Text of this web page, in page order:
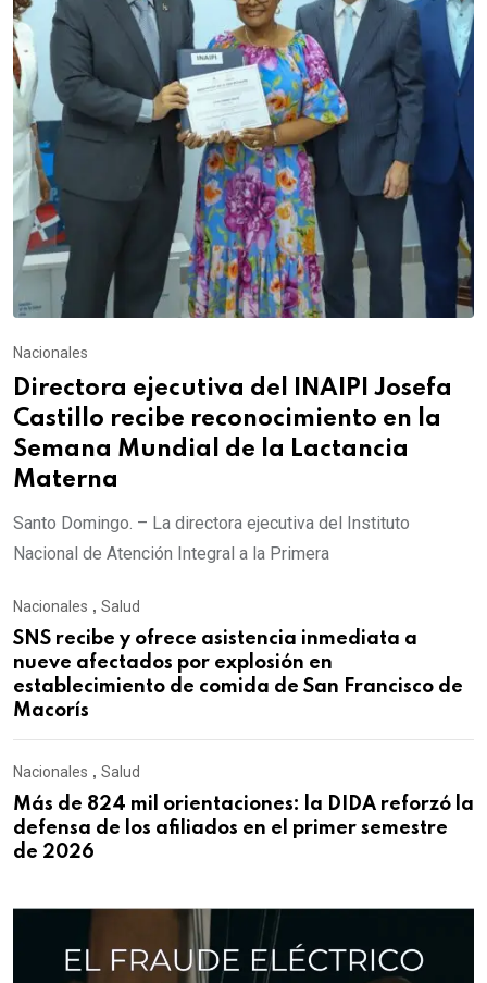
Nacionales
Directora ejecutiva del INAIPI Josefa
Castillo recibe reconocimiento en la
Semana Mundial de la Lactancia
Materna
Santo Domingo. – La directora ejecutiva del Instituto
Nacional de Atención Integral a la Primera
Nacionales , Salud
SNS recibe y ofrece asistencia inmediata a
nueve afectados por explosión en
establecimiento de comida de San Francisco de
Macorís
Nacionales , Salud
Más de 824 mil orientaciones: la DIDA reforzó la
defensa de los afiliados en el primer semestre
de 2026